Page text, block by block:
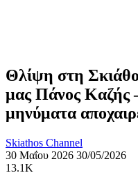
Θλίψη στη
μας Πάνος Καζής
μηνύματα
Skiathos Channel
30 Μαΐου 2026 30/05/2026
13.1K